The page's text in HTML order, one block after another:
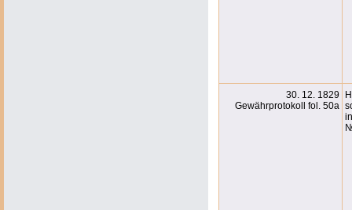
30. 12. 1829
Gewährprotokoll fol. 50a